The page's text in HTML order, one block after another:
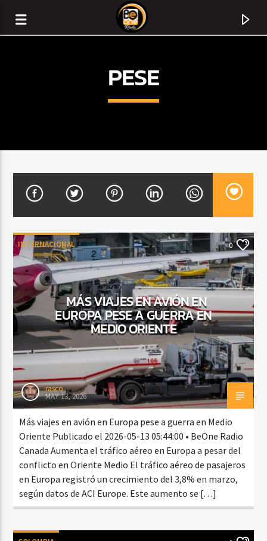
TITLE
ARTIST
CURRENT SHOW
BALADAS Y VALLENATO
2:00 PM 5:00 PM
Beone Radio
PESE
INTERNACIONAL 0
MÁS VIAJES EN AVIÓN EN
EUROPA PESE A GUERRA EN
MEDIO ORIENTE
rasco
MAY 13, 2026
Más viajes en avión en Europa pese a guerra en Medio
Oriente Publicado el 2026-05-13 05:44:00 • BeOne Radio
Canada Aumenta el tráfico aéreo en Europa a pesar del
conflicto en Oriente Medio El tráfico aéreo de pasajeros
en Europa registró un crecimiento del 3,8% en marzo,
según datos de ACI Europe. Este aumento se […]